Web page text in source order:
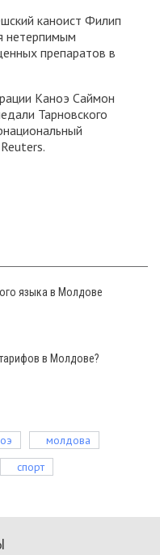
каноист Филип
нетерпимым
препаратов в
Каноэ Саймон
Тарновского
языка в Молдове
в Молдове?
молдова
спорт